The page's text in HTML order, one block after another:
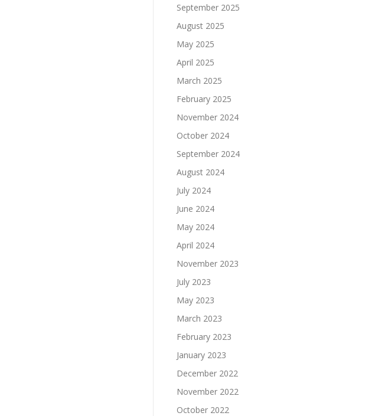
September 2025
August 2025
May 2025
April 2025
March 2025
February 2025
November 2024
October 2024
September 2024
August 2024
July 2024
June 2024
May 2024
April 2024
November 2023
July 2023
May 2023
March 2023
February 2023
January 2023
December 2022
November 2022
October 2022